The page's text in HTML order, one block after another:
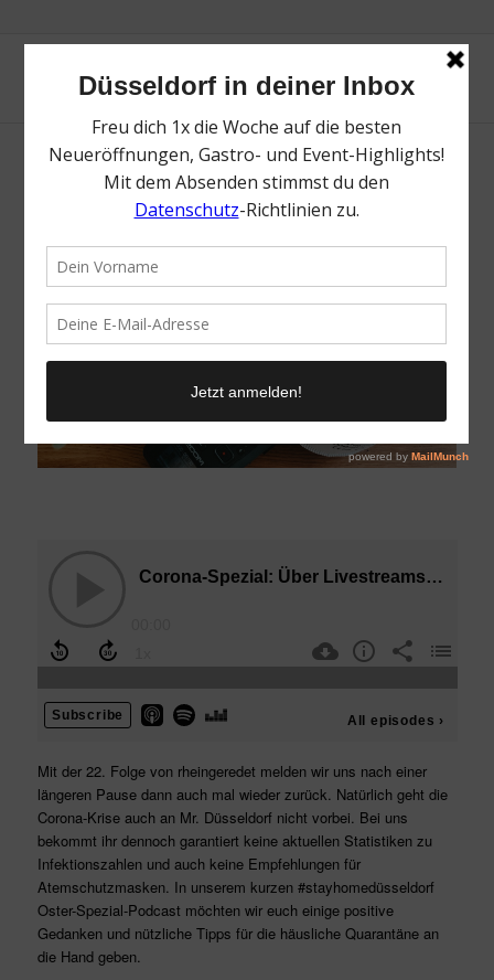
Corona-Spezial: Über Livestreams,
Lieferdienste&bunte Eier
Düsseldorf
Mit der 22. Folge von rheingeredet melden wir uns nach einer
längeren Pause dann auch mal wieder zurück. Natürlich geht die
Corona-Krise auch an Mr. Düsseldorf nicht vorbei. Bei uns
bekommt ihr dennoch garantiert keine aktuellen Statistiken zu
Infektionszahlen und auch keine Empfehlungen für
Atemschutzmasken. In unserem kurzen #stayhomedüsseldorf
Oster-Spezial-Podcast möchten wir euch einige positive
Gedanken und nützliche Tipps für die häusliche Quarantäne an
die Hand geben.